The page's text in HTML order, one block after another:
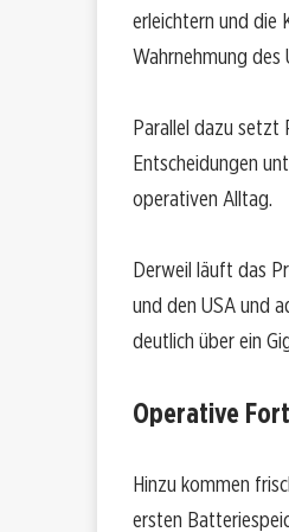
erleichtern und die
Wahrnehmung des
Parallel dazu setzt
Entscheidungen
operativen Alltag.
Derweil läuft das
und den USA und
deutlich über ein
Operative
Hinzu kommen
ersten